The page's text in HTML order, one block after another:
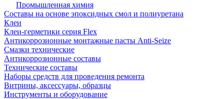
Промышленная химия
Составы на основе эпоксидных смол и полиуретана
Клеи
Клеи-герметики серия Flex
Антикоррозионные монтажные пасты Anti-Seize
Смазки технические
Антикоррозионные составы
Технические составы
Наборы средств для проведения ремонта
Витрины, аксессуары, образцы
Инструменты и оборудование